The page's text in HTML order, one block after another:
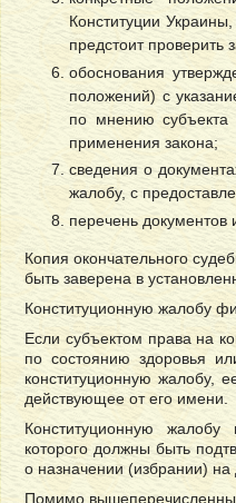
Конституции
предстоит проверить
обоснования
положений) с
по мнению субъекта
применения закона;
сведения о
жалобу, с
перечень документов
Копия окончательного
быть заверена в
Конституционную жалобу
Если субъектом права на
по состоянию здоровья
конституционную жалобу,
действующее от его имени.
Конституционную
которого должны быть
о назначении (избрании) на
Помимо